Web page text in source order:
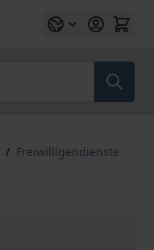
/ Freiwilligendienste